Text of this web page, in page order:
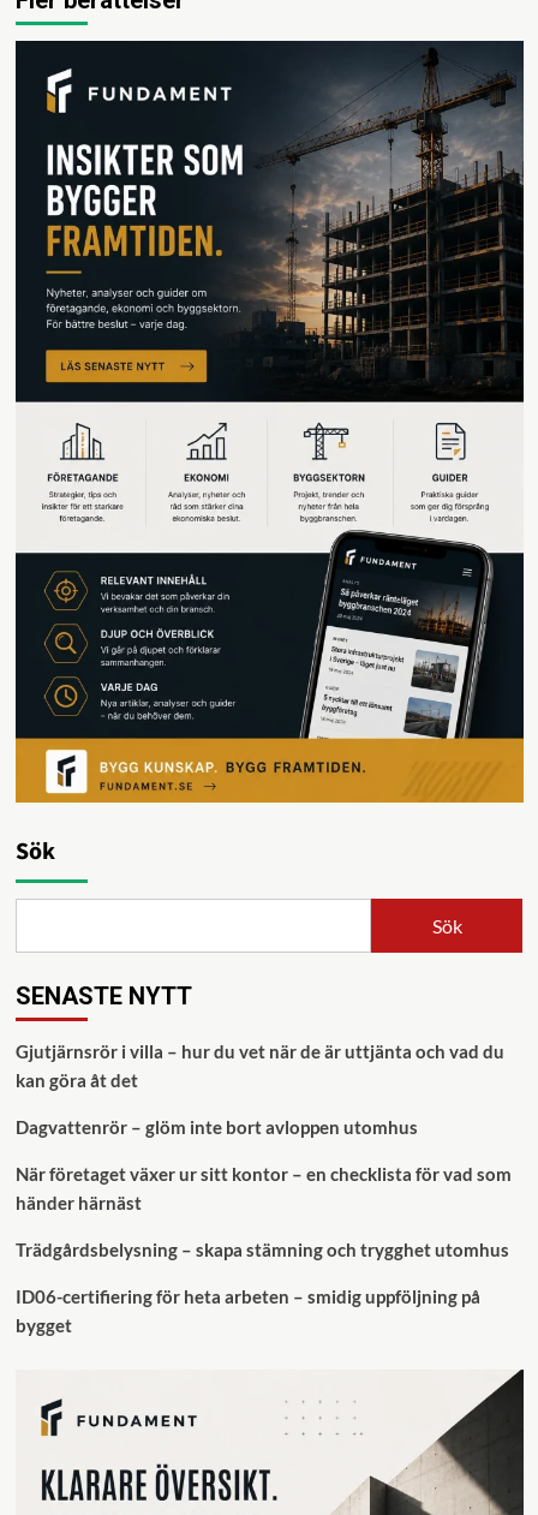
Sök
Sök
SENASTE NYTT
Gjutjärnsrör i villa – hur du vet när de är uttjänta och vad du
kan göra åt det
Dagvattenrör – glöm inte bort avloppen utomhus
När företaget växer ur sitt kontor – en checklista för vad som
händer härnäst
Trädgårdsbelysning – skapa stämning och trygghet utomhus
ID06-certifiering för heta arbeten – smidig uppföljning på
bygget